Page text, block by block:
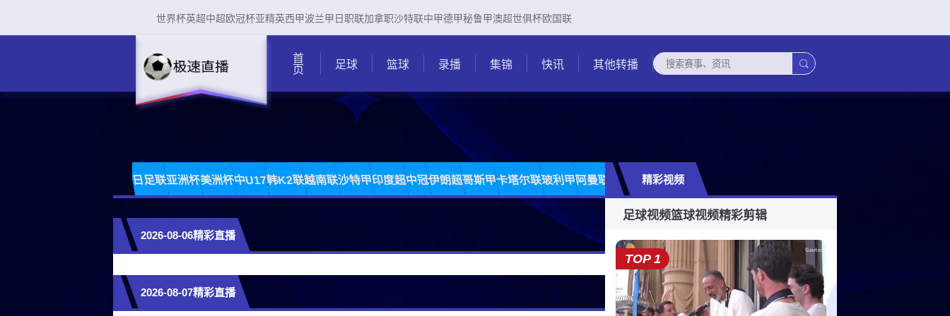
世界杯英超中超欧冠杯亚精英西甲波兰甲 日职联加拿职沙特联中甲德甲秘鲁甲澳超世俱杯欧国联
首页 足球 篮球 录播 集锦 快讯 其他转播 
日足联亚洲杯美洲杯中U17韩K2联越南联沙特甲印度超中冠伊朗超哥斯甲卡塔尔联玻利甲阿曼联 柬埔超委内甲孟加拉超
2026-08-06精彩直播
2026-08-07精彩直播
精彩视频
足球视频篮球视频精彩剪辑
TOP 1